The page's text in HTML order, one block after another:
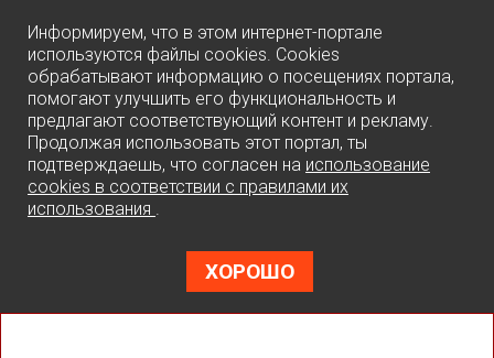
Информируем, что в этом интернет-портале
используются файлы cookies. Cookies
обрабатывают информацию о посещениях портала,
помогают улучшить его функциональность и
предлагают соответствующий контент и рекламу.
Продолжая использовать этот портал, ты
подтверждаешь, что согласен на использование
cookies в соответствии с правилами их
использования .
ХОРОШО